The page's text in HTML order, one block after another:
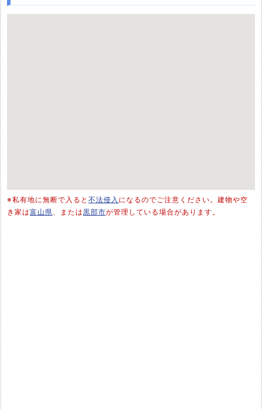
※私有地に無断で入ると 不法侵入 になるのでご注意ください。建物や空
き家は富山県 、または黒部市が管理している場合があります。